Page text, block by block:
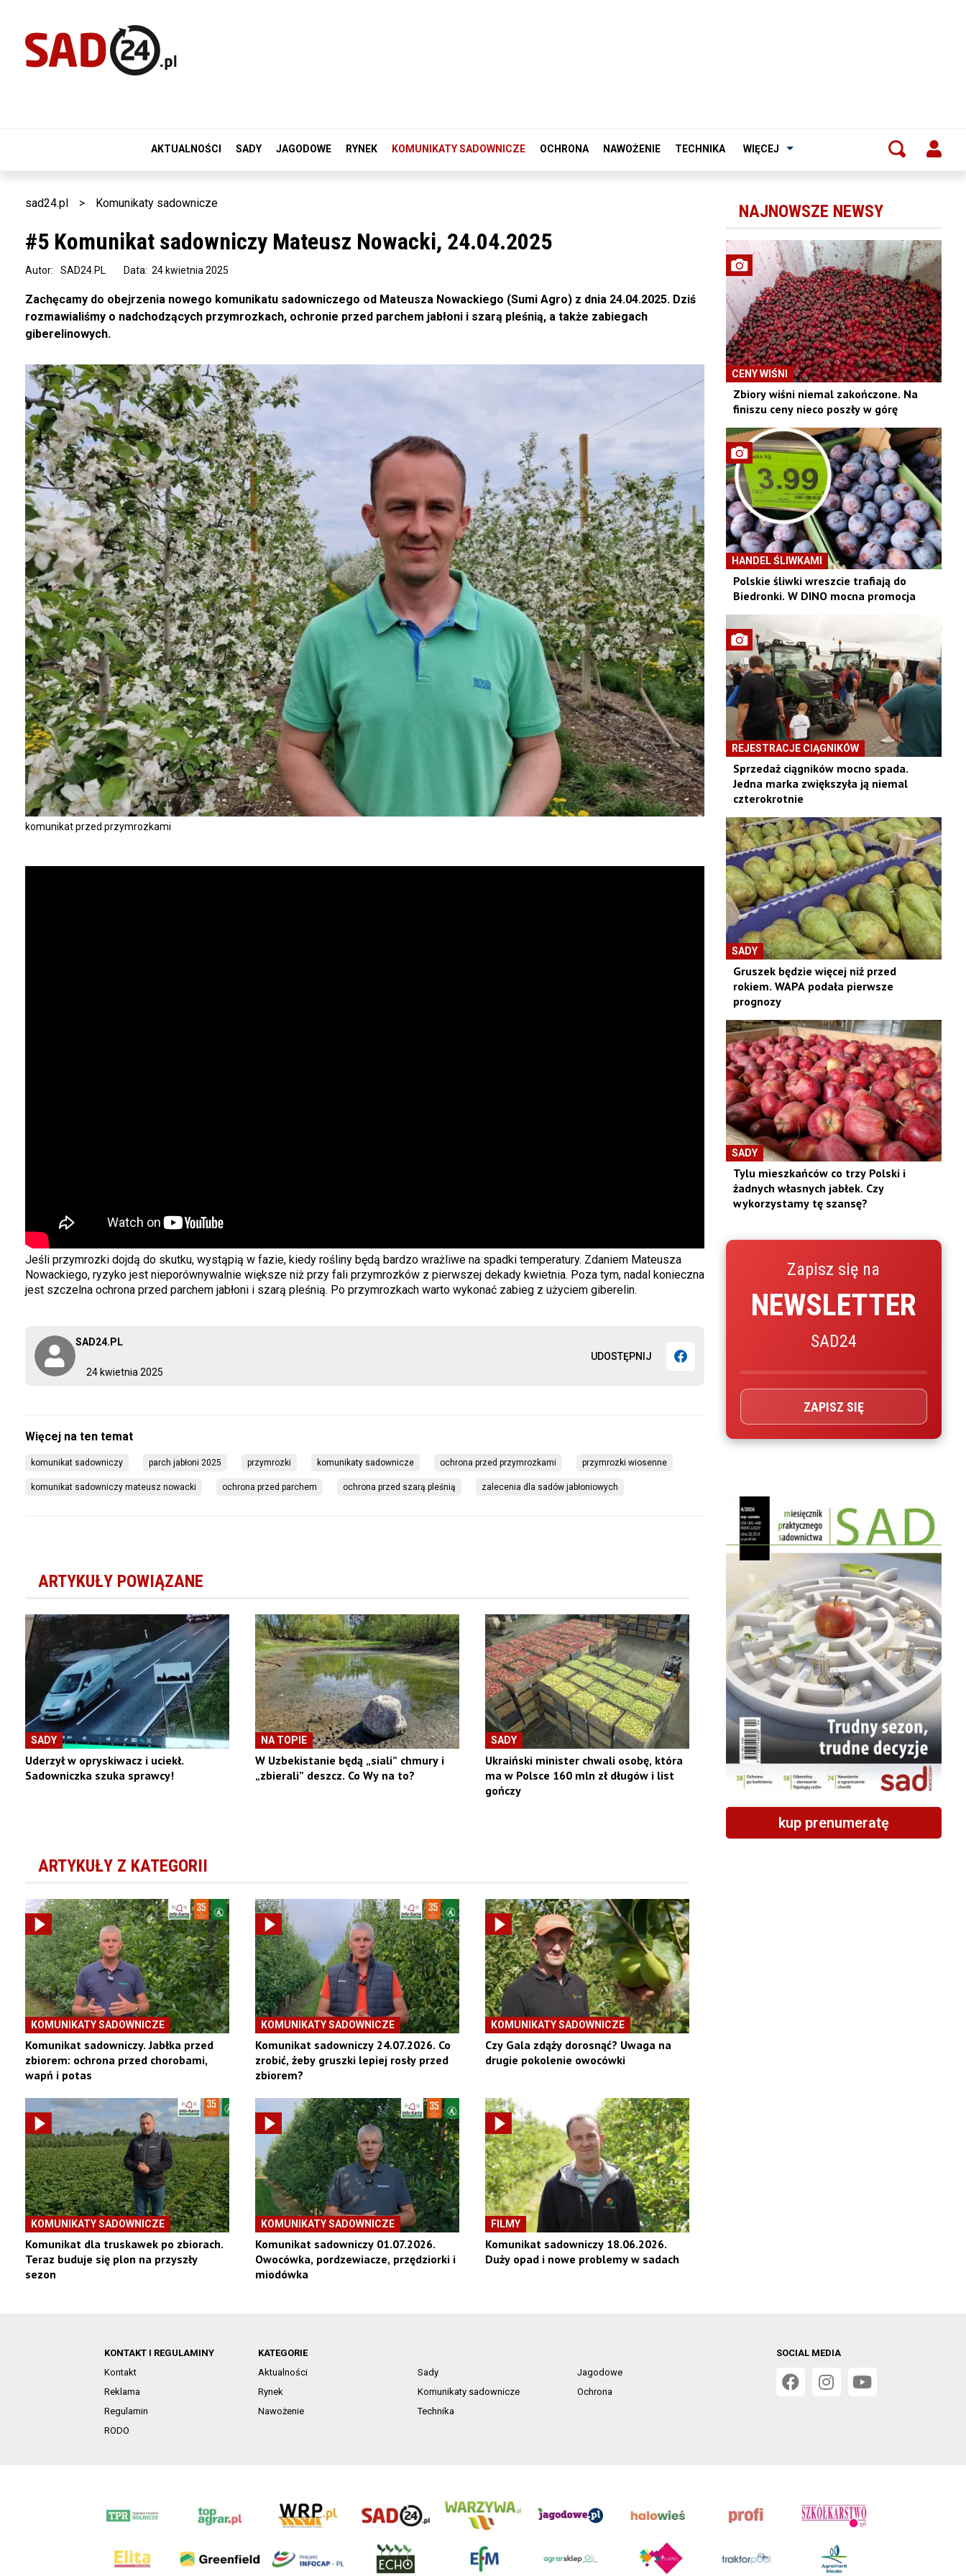
AKTUALNOŚCI SADY JAGODOWE RYNEK KOMUNIKATY SADOWNICZE OCHRONA NAWOŻENIE TECHNIKA WIĘCEJ
sad24.pl > Komunikaty sadownicze
komunikat przed przymrozkami
#5 Komunikat sadowniczy Mateusz Nowacki, 24.04.2025
Data: 24 kwietnia 2025
Autor: SAD24.PL
24 kwietnia 2025
SAD24.PL
UDOSTĘPNIJ
Zachęcamy do obejrzenia nowego komunikatu sadowniczego od Mateusza Nowackiego (Sumi Agro) z dnia 24.04.2025. Dziś
rozmawialiśmy o nadchodzących przymrozkach, ochronie przed parchem jabłoni i szarą pleśnią, a także zabiegach
giberelinowych.
Jeśli przymrozki dojdą do skutku, wystąpią w fazie, kiedy rośliny będą bardzo wrażliwe na spadki temperatury. Zdaniem Mateusza
Nowackiego, ryzyko jest nieporównywalnie większe niż przy fali przymrozków z pierwszej dekady kwietnia. Poza tym, nadal konieczna
jest szczelna ochrona przed parchem jabłoni i szarą pleśnią. Po przymrozkach warto wykonać zabieg z użyciem giberelin.
komunikat sadowniczy parch jabłoni 2025 przymrozki komunikaty sadownicze ochrona przed przymrozkami przymrozki wiosenne
komunikat sadowniczy mateusz nowacki ochrona przed parchem ochrona przed szarą pleśnią zalecenia dla sadów jabłoniowych
ARTYKUŁY POWIĄZANE
SADY
Uderzył w opryskiwacz i uciekł.
Sadowniczka szuka sprawcy!
NA TOPIE
W Uzbekistanie będą „siali” chmury i
„zbierali” deszcz. Co Wy na to?
SADY
Ukraiński minister chwali osobę, która
ma w Polsce 160 mln zł długów i list
gończy
ARTYKUŁY Z KATEGORII
KOMUNIKATY SADOWNICZE
Komunikat sadowniczy. Jabłka przed
zbiorem: ochrona przed chorobami,
wapń i potas
KOMUNIKATY SADOWNICZE
Komunikat sadowniczy 24.07.2026. Co
zrobić, żeby gruszki lepiej rosły przed
zbiorem?
KOMUNIKATY SADOWNICZE
Czy Gala zdąży dorosnąć? Uwaga na
drugie pokolenie owocówki
KOMUNIKATY SADOWNICZE
Komunikat dla truskawek po zbiorach.
Teraz buduje się plon na przyszły
sezon
KOMUNIKATY SADOWNICZE
Komunikat sadowniczy 01.07.2026.
Owocówka, pordzewiacze, przędziorki i
miodówka
FILMY
Komunikat sadowniczy 18.06.2026.
Duży opad i nowe problemy w sadach
NAJNOWSZE NEWSY
CENY WIŚNI
Zbiory wiśni niemal zakończone. Na
finiszu ceny nieco poszły w górę
HANDEL ŚLIWKAMI
Polskie śliwki wreszcie trafiają do
Biedronki. W DINO mocna promocja
REJESTRACJE CIĄGNIKÓW
Sprzedaż ciągników mocno spada.
Jedna marka zwiększyła ją niemal
czterokrotnie
SADY
Gruszek będzie więcej niż przed
rokiem. WAPA podała pierwsze
prognozy
SADY
Tylu mieszkańców co trzy Polski i
żadnych własnych jabłek. Czy
wykorzystamy tę szansę?
Zapisz się na
NEWSLETTER
SAD24
ZAPISZ SIĘ
kup prenumeratę
KONTAKT I REGULAMINY
Kontakt
Reklama
Regulamin
RODO
KATEGORIE
Aktualności
Sady
Jagodowe
Rynek
Komunikaty sadownicze
Ochrona
Nawożenie
Technika
SOCIAL MEDIA